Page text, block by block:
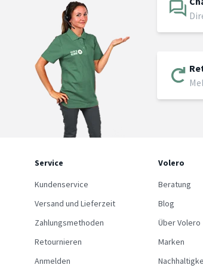
Service
Kundenservice
Versand und Lieferzeit
Zahlungsmethoden
Retournieren
Anmelden
Volero
Beratung
Blog
Über Volero
Marken